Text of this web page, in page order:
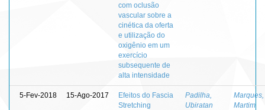
com oclusão
vascular sobre a
cinética da oferta
e utilização do
oxigênio em um
exercício
subsequente de
alta intensidade
5-Fev-2018 15-Ago-2017
Efeitos do Fascia
Stretching
Padilha,
Ubiratan
Marques,
Martim